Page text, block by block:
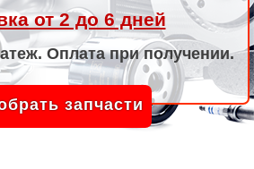
от 2 до 6 дней
Оплата при получении.
запчасти